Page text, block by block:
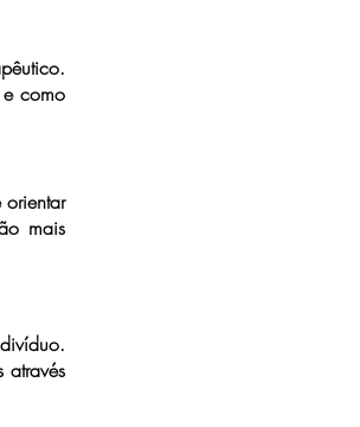
como
mais